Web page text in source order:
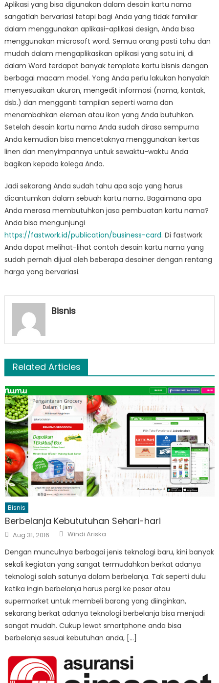
Aplikasi yang bisa digunakan dalam desain kartu nama
sangatlah bervariasi tetapi bagi Anda yang tidak familiar
dalam menggunakan aplikasi-aplikasi design, Anda bisa
menggunakan microsoft word. Semua orang pasti tahu dan
mudah dalam mengaplikasikan aplikasi yang satu ini, di
dalam Word terdapat banyak template kartu bisnis dengan
berbagai macam model. Yang Anda perlu lakukan hanyalah
menyesuaikan ukuran, mengedit informasi (nama, kontak,
dsb.) dan mengganti tampilan seperti warna dan
menambahkan elemen atau ikon yang Anda butuhkan.
Setelah desain kartu nama Anda sudah dirasa sempurna
Anda kemudian bisa mencetaknya menggunakan kertas
linen dan menyimpannya untuk sewaktu-waktu Anda
bagikan kepada kolega Anda.
Jadi sekarang Anda sudah tahu apa saja yang harus
dicantumkan dalam sebuah kartu nama. Bagaimana apa
Anda merasa membutuhkan jasa pembuatan kartu nama?
Anda bisa mengunjungi
https://fastwork.id/publication/business-card. Di fastwork
Anda dapat melihat-lihat contoh desain kartu nama yang
sudah pernah dijual oleh beberapa desainer dengan rentang
harga yang bervariasi.
Bisnis
Related Articles
Bisnis
Berbelanja Kebututuhan Sehari-hari
Posted
on
Aug 31, 2016 Author
Windi Ariska
Dengan munculnya berbagai jenis teknologi baru, kini banyak
sekali kegiatan yang sangat termudahkan berkat adanya
teknologi salah satunya dalam berbelanja. Tak seperti dulu
ketika ingin berbelanja harus pergi ke pasar atau
supermarket untuk membeli barang yang diinginkan,
sekarang berkat adanya teknologi berbelanja bisa menjadi
sangat mudah. Cukup lewat smartphone anda bisa
berbelanja sesuai kebutuhan anda, […]